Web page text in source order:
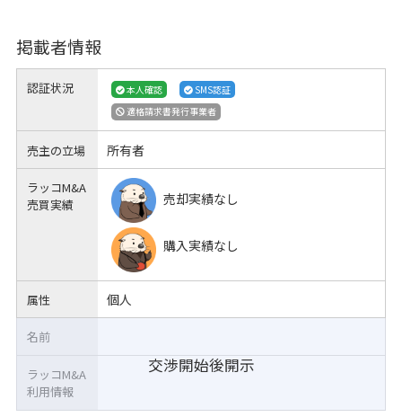
掲載者情報
認証状況 本人確認
SMS認証
適格請求書発行事業者
売主の立場 所有者
ラッコM&A
売買実績
売却実績なし
購入実績なし
属性 個人
交渉開始後開示
名前
ラッコM&A
利用情報